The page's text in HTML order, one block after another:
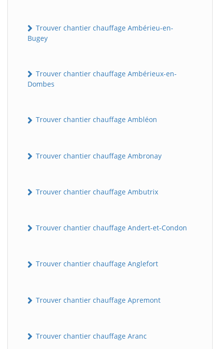
Trouver chantier chauffage Ambérieu-en-
Bugey
Trouver chantier chauffage Ambérieux-en-
Dombes
Trouver chantier chauffage Ambléon
Trouver chantier chauffage Ambronay
Trouver chantier chauffage Ambutrix
Trouver chantier chauffage Andert-et-Condon
Trouver chantier chauffage Anglefort
Trouver chantier chauffage Apremont
Trouver chantier chauffage Aranc